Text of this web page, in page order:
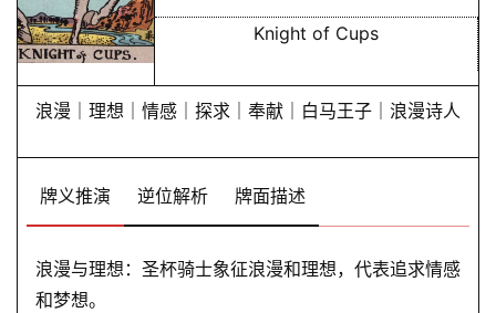
Knight of Cups
浪漫｜理想｜情感｜探求｜奉献｜白马王子｜浪漫诗人
牌义推演 逆位解析 牌面描述
浪漫与理想：圣杯骑士象征浪漫和理想，代表追求情感
和梦想。